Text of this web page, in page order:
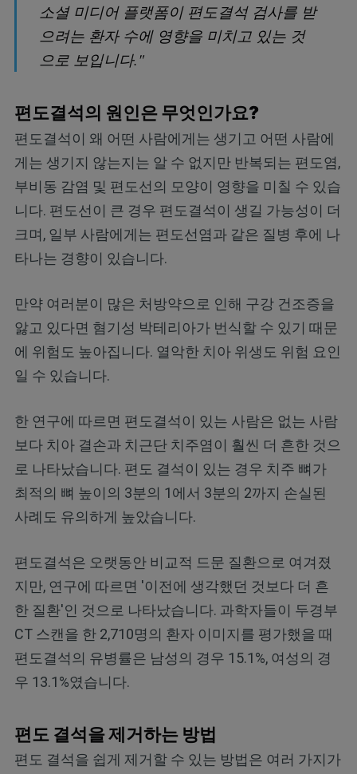
소셜 미디어 플랫폼이 편도결석 검사를 받
으려는 환자 수에 영향을 미치고 있는 것
으로 보입니다."
편도결석의 원인은 무엇인가요?
편도결석이 왜 어떤 사람에게는 생기고 어떤 사람에
게는 생기지 않는지는 알 수 없지만 반복되는 편도염,
부비동 감염 및 편도선의 모양이 영향을 미칠 수 있습
니다. 편도선이 큰 경우 편도결석이 생길 가능성이 더
크며, 일부 사람에게는 편도선염과 같은 질병 후에 나
타나는 경향이 있습니다.
만약 여러분이 많은 처방약으로 인해 구강 건조증을
앓고 있다면 혐기성 박테리아가 번식할 수 있기 때문
에 위험도 높아집니다. 열악한 치아 위생도 위험 요인
일 수 있습니다.
한 연구에 따르면 편도결석이 있는 사람은 없는 사람
보다 치아 결손과 치근단 치주염이 훨씬 더 흔한 것으
로 나타났습니다. 편도 결석이 있는 경우 치주 뼈가
최적의 뼈 높이의 3분의 1에서 3분의 2까지 손실된
사례도 유의하게 높았습니다.
편도결석은 오랫동안 비교적 드문 질환으로 여겨졌
지만, 연구에 따르면 '이전에 생각했던 것보다 더 흔
한 질환'인 것으로 나타났습니다. 과학자들이 두경부
CT 스캔을 한 2,710명의 환자 이미지를 평가했을 때
편도결석의 유병률은 남성의 경우 15.1%, 여성의 경
우 13.1%였습니다.
편도 결석을 제거하는 방법
편도 결석을 쉽게 제거할 수 있는 방법은 여러 가지가